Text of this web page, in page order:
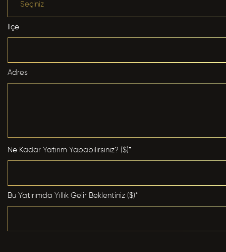
İlçe
Adres
Ne Kadar Yatırım Yapabilirsiniz? ($)*
Bu Yatırımda Yıllık Gelir Beklentiniz ($)*
Eklemek İstedikleriniz *